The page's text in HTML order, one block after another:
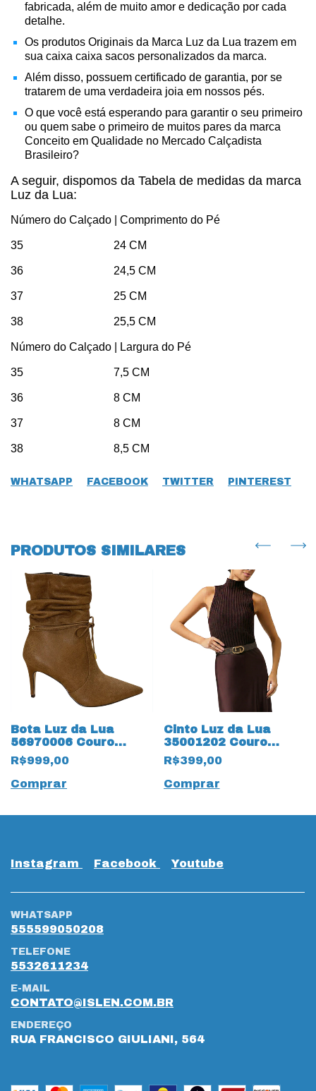
fabricada, além de muito amor e dedicação por cada
detalhe.
Os produtos Originais da Marca Luz da Lua trazem em
sua caixa caixa sacos personalizados da marca.
Além disso, possuem certificado de garantia, por se
tratarem de uma verdadeira joia em nossos pés.
O que você está esperando para garantir o seu primeiro
ou quem sabe o primeiro de muitos pares da marca
Conceito em Qualidade no Mercado Calçadista
Brasileiro?
A seguir, dispomos da Tabela de medidas da marca
Luz da Lua:
Número do Calçado | Comprimento do Pé
35 24 CM
36 24,5 CM
37 25 CM
38 25,5 CM
Número do Calçado | Largura do Pé
35 7,5 CM
36 8 CM
37 8 CM
38 8,5 CM
WHATSAPP FACEBOOK TWITTER PINTEREST
PRODUTOS SIMILARES
Bota Luz da Lua
56970006 Couro
Natural Arenito 19608
Canela
R$999,00
Comprar
Cinto Luz da Lua
35001202 Couro
Natural Monograma
18911 Mooca
R$399,00
Comprar
Instagram Facebook Youtube
WHATSAPP
555599050208
TELEFONE
5532611234
E-MAIL
CONTATO@ISLEN.COM.BR
ENDEREÇO
RUA FRANCISCO GIULIANI, 564